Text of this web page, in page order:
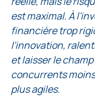
est maximal. À
financière trop
l'innovation,
et laisser le
concurrents
plus agiles.